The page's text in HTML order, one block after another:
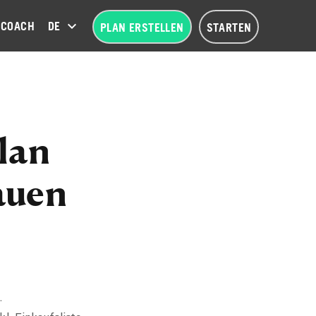
COACH DEUTSCH (DE)PLAN ERSTELLEN STARTEN